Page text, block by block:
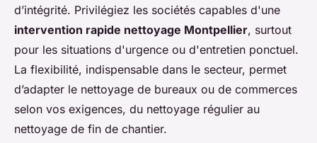
d’intégrité. Privilégiez les sociétés capables d'une
intervention rapide nettoyage Montpellier, surtout
pour les situations d'urgence ou d'entretien ponctuel.
La flexibilité, indispensable dans le secteur, permet
d’adapter le nettoyage de bureaux ou de commerces
selon vos exigences, du nettoyage régulier au
nettoyage de fin de chantier.